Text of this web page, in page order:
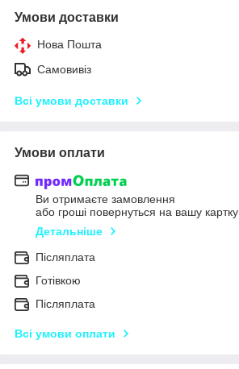
Умови доставки
Нова Пошта
Самовивіз
Всі умови доставки
Умови оплати
Ви отримаєте замовлення
або гроші повернуться на вашу картку
Детальніше
Післяплата
Готівкою
Післяплата
Всі умови оплати